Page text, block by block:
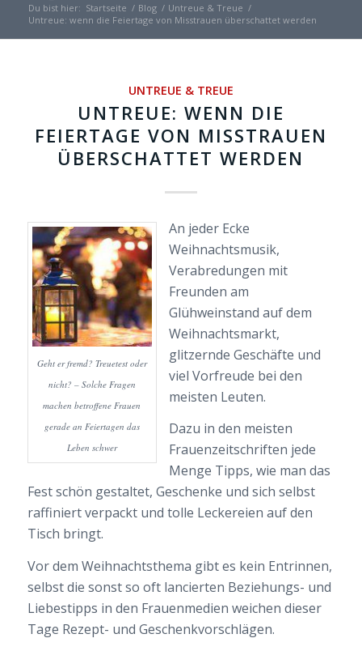
Du bist hier: Startseite / Blog / Untreue & Treue /
Untreue: wenn die Feiertage von Misstrauen überschattet werden
UNTREUE & TREUE
UNTREUE: WENN DIE
FEIERTAGE VON MISSTRAUEN
ÜBERSCHATTET WERDEN
Geht er fremd? Treuetest oder
nicht? – Solche Fragen
machen betroffene Frauen
gerade an Feiertagen das
Leben schwer
An jeder Ecke
Weihnachtsmusik,
Verabredungen mit
Freunden am
Glühweinstand auf dem
Weihnachtsmarkt,
glitzernde Geschäfte und
viel Vorfreude bei den
meisten Leuten.
Dazu in den meisten
Frauenzeitschriften jede
Menge Tipps, wie man das
Fest schön gestaltet, Geschenke und sich selbst
raffiniert verpackt und tolle Leckereien auf den
Tisch bringt.
Vor dem Weihnachtsthema gibt es kein Entrinnen,
selbst die sonst so oft lancierten Beziehungs- und
Liebestipps in den Frauenmedien weichen dieser
Tage Rezept- und Geschenkvorschlägen.